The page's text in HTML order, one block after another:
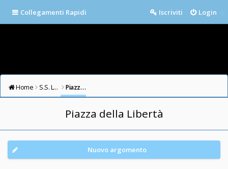
Collegamenti Rapidi Login
Iscriviti
Home S.S. LAZIO FORUM Piazza della Libertà
Piazza della Libertà
Nuovo argomento